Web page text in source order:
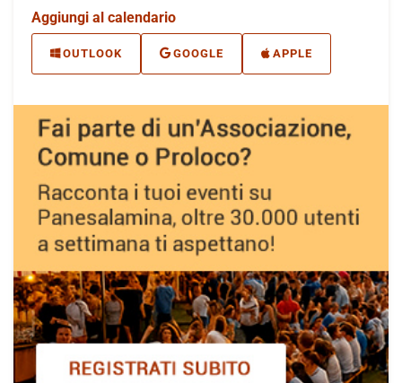
Aggiungi al calendario
OUTLOOK GOOGLE APPLE